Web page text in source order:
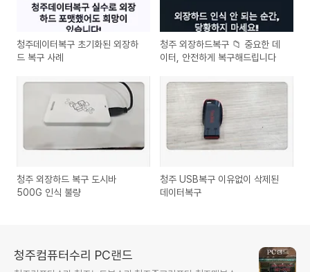
청주데이터복구 초기화된 외장하
드 복구 사례
청주 외장하드복구 📁 중요한 데
이터, 안전하게 복구해드립니다
청주 외장하드 복구 도시바
500G 인식 불량
청주 USB복구 이유없이 삭제된
데이터복구
청주컴퓨터수리 PC랜드